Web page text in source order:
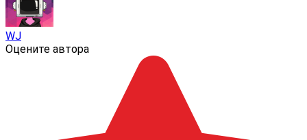
WJ
Оцените автора